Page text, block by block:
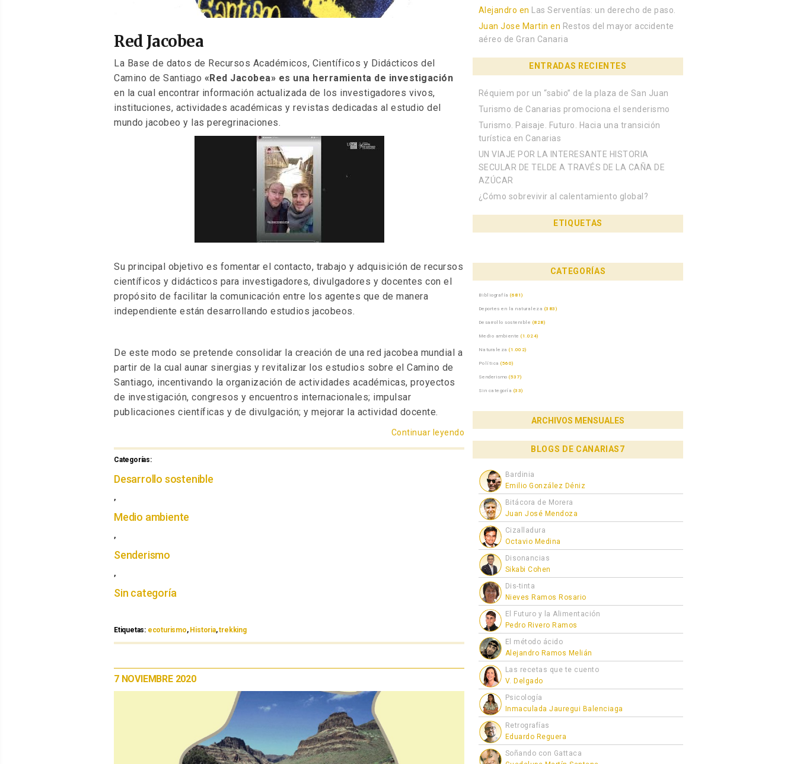
Red Jacobea
La Base de datos de Recursos Académicos, Científicos y Didácticos del
Camino de Santiago «Red Jacobea» es una herramienta de investigación
en la cual encontrar información actualizada de los investigadores vivos,
instituciones, actividades académicas y revistas dedicadas al estudio del
mundo jacobeo y las peregrinaciones.
Su principal objetivo es fomentar el contacto, trabajo y adquisición de recursos
científicos y didácticos para investigadores, divulgadores y docentes con el
propósito de facilitar la comunicación entre los agentes que de manera
independiente están desarrollando estudios jacobeos.
De este modo se pretende consolidar la creación de una red jacobea mundial a
partir de la cual aunar sinergias y revitalizar los estudios sobre el Camino de
Santiago, incentivando la organización de actividades académicas, proyectos
de investigación, congresos y encuentros internacionales; impulsar
publicaciones científicas y de divulgación; y mejorar la actividad docente.
Continuar leyendo
Categorías:Categorías
Desarrollo sostenible
,
Medio ambiente
,
Senderismo
,
Sin categoría
Etiquetas: Etiquetas
ecoturismo, Historia,trekking
PUBLICADO
EL
7 NOVIEMBRE 2020
Alejandro en Las Serventías: un derecho de paso.
Juan Jose Martin en Restos del mayor accidente
aéreo de Gran Canaria
ENTRADAS RECIENTES
Réquiem por un “sabio” de la plaza de San Juan
Turismo de Canarias promociona el senderismo
Turismo. Paisaje. Futuro. Hacia una transición
turística en Canarias
UN VIAJE POR LA INTERESANTE HISTORIA
SECULAR DE TELDE A TRAVÉS DE LA CAÑA DE
AZÚCAR
¿Cómo sobrevivir al calentamiento global?
ETIQUETAS
CATEGORÍAS
Bibliografía (681)
Deportes en la naturaleza (383)
Desarrollo sostenible (828)
Medio ambiente (1.024)
Naturaleza (1.002)
Política (560)
Senderismo (537)
Sin categoría (33)
ARCHIVOS MENSUALES
BLOGS DE CANARIAS7
Bardinia
Emilio González Déniz
Bitácora de Morera
Juan José Mendoza
Cizalladura
Octavio Medina
Disonancias
Sikabi Cohen
Dis-tinta
Nieves Ramos Rosario
El Futuro y la Alimentación
Pedro Rivero Ramos
El método ácido
Alejandro Ramos Melián
Las recetas que te cuento
V. Delgado
Psicología
Inmaculada Jauregui Balenciaga
Retrografías
Eduardo Reguera
Soñando con Gattaca